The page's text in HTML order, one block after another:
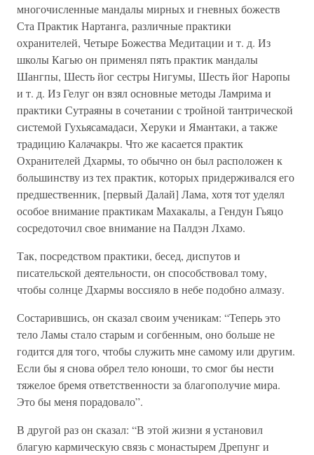
многочисленные мандалы мирных и гневных божеств
Ста Практик Нартанга, различные практики
охранителей, Четыре Божества Медитации и т. д. Из
школы Кагью он применял пять практик мандалы
Шангпы, Шесть йог сестры Нигумы, Шесть йог Наропы
и т. д. Из Гелуг он взял основные методы Ламрима и
практики Сутраяны в сочетании с тройной тантрической
системой Гухьясамадаси, Херуки и Ямантаки, а также
традицию Калачакры. Что же касается практик
Охранителей Дхармы, то обычно он был расположен к
большинству из тех практик, которых придерживался его
предшественник, [первый Далай] Лама, хотя тот уделял
особое внимание практикам Махакалы, а Гендун Гьяцо
сосредоточил свое внимание на Палдэн Лхамо.
Так, посредством практики, бесед, диспутов и
писательской деятельности, он способствовал тому,
чтобы солнце Дхармы воссияло в небе подобно алмазу.
Состарившись, он сказал своим ученикам: “Теперь это
тело Ламы стало старым и согбенным, оно больше не
годится для того, чтобы служить мне самому или другим.
Если бы я снова обрел тело юноши, то смог бы нести
тяжелое бремя ответственности за благополучие мира.
Это бы меня порадовало”.
В другой раз он сказал: “В этой жизни я установил
благую кармическую связь с монастырем Дрепунг и